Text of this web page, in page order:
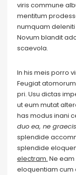
viris commune
mentitum
numquam
Novum blandit
scaevola.
In his meis porro
Feugiat
pri. Usu dictas
ut eum mutat
has modus inani
duo ea, ne
splendide
splendide
electram. Ne
eloquentiam cum